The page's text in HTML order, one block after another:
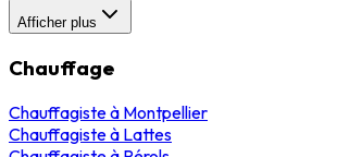
Afficher plus
Chauffage
Chauffagisteà Montpellier
Chauffagisteà Lattes